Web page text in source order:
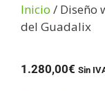
Inicio / Diseño
del Guadalix
1.280,00€ Sin